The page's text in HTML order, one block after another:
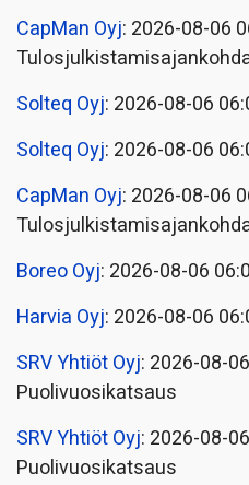
CapMan Oyj: 2026-08-06
Solteq Oyj: 2026-08-06
Solteq Oyj: 2026-08-06
CapMan Oyj: 2026-08-06
Boreo Oyj: 2026-08-06
Harvia Oyj: 2026-08-06
SRV Yhtiöt Oyj: 2026-08-
Puolivuosikatsaus
SRV Yhtiöt Oyj: 2026-08-
Puolivuosikatsaus